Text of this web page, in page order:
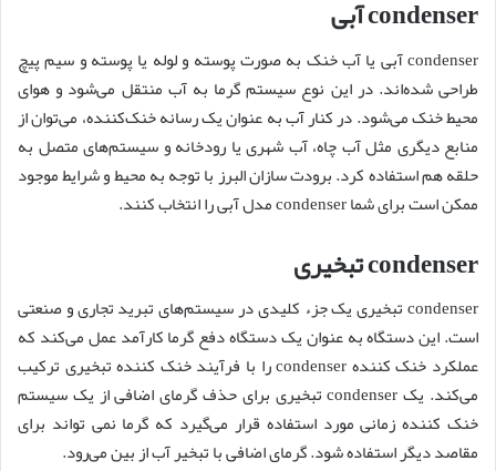
condenser آبی
condenser آبی یا آب خنک به صورت پوسته و لوله یا پوسته و سیم پیچ
طراحی شده‌اند. در این نوع سیستم گرما به آب منتقل می‌شود و هوای
محیط خنک می‌شود. در کنار آب به عنوان یک رسانه خنک‌کننده، می‌توان از
منابع دیگری مثل آب چاه، آب شهری یا رودخانه و سیستم‌های متصل به
حلقه هم استفاده کرد. برودت سازان البرز با توجه به محیط و شرایط موجود
ممکن است برای شما condenser مدل آبی را انتخاب کنند.
condenser تبخیری
condenser تبخیری یک جزء کلیدی در سیستم‌های تبرید تجاری و صنعتی
است. این دستگاه به عنوان یک دستگاه دفع گرما کارآمد عمل می‌کند که
عملکرد خنک کننده condenser را با فرآیند خنک کننده تبخیری ترکیب
می‌کند. یک condenser تبخیری برای حذف گرمای اضافی از یک سیستم
خنک کننده زمانی مورد استفاده قرار می‌گیرد که گرما نمی تواند برای
مقاصد دیگر استفاده شود. گرمای اضافی با تبخیر آب از بین می‌رود.